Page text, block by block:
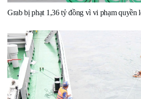
Grab bị phạt 1,36 tỷ đồng vì vi phạm quyền